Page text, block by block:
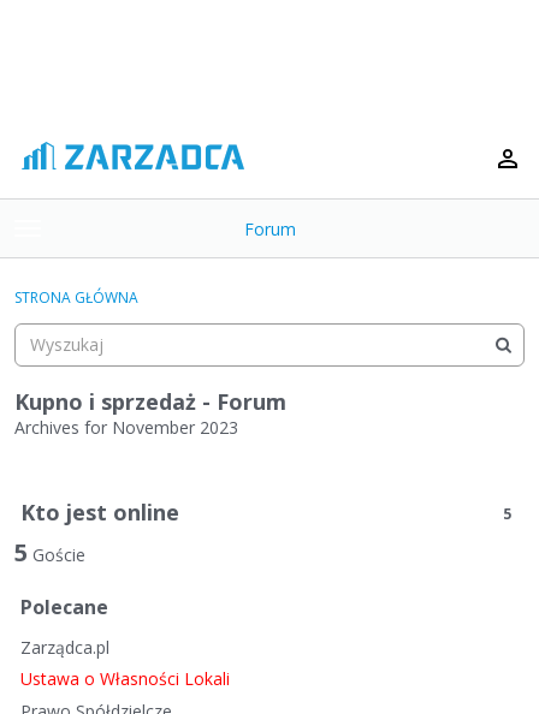
o
g
e
m
e
n
Forum
Kategorie
Dyskusje
Aktywność
STRONA GŁÓWNA
Kupno i sprzedaż - Forum
Archives for November 2023
s
t
d
s
k
u
Kto jest online 5
5 Goście
Polecane
Zarządca.pl
Ustawa o Własności Lokali